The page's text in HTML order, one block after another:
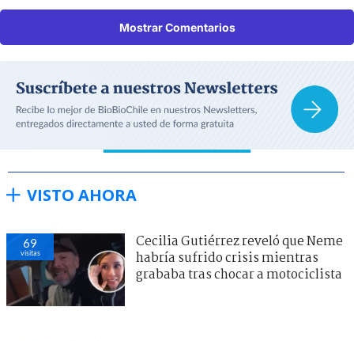
Mostrar Comentarios
VISTO AHORA
69
visitas
Cecilia Gutiérrez reveló que Neme
habría sufrido crisis mientras
grababa tras chocar a motociclista